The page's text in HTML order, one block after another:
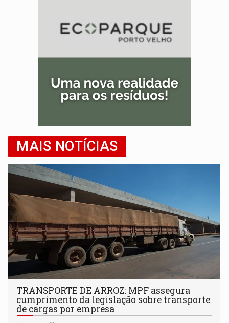
MAIS NOTÍCIAS
TRANSPORTE DE ARROZ: MPF assegura
cumprimento da legislação sobre transporte
de cargas por empresa